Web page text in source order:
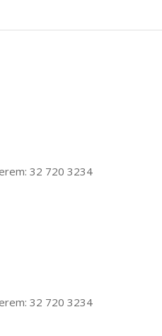
32 720 3234
32 720 3234